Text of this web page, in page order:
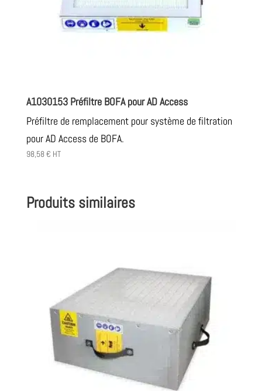
A1030153 Préfiltre BOFA pour AD Access
Préfiltre de remplacement pour système de filtration
pour AD Access de BOFA.
98,58€ HT
Produits similaires